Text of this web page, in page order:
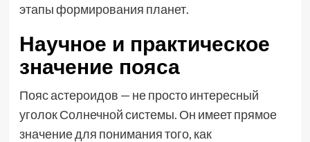
этапы формирования планет.
Научное и практическое
значение пояса
Пояс астероидов — не просто интересный
уголок Солнечной системы. Он имеет прямое
значение для понимания того, как